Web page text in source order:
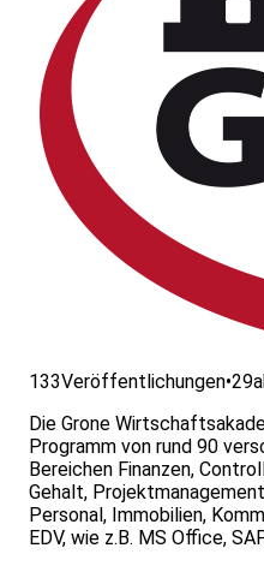
133Veröffentlichungen•29
Die Grone
Programm von rund 90
Bereichen Finanzen,
Gehalt,
Personal, Immobilien,
EDV, wie z.B. MS Office,